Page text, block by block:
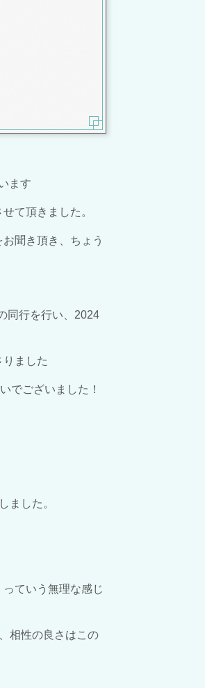
ます
て頂きました。
聞き頂き、ちょう
同行を行い、2024
ました
でございました！
ました。
ていう無理な感じ
相性の良さはこの